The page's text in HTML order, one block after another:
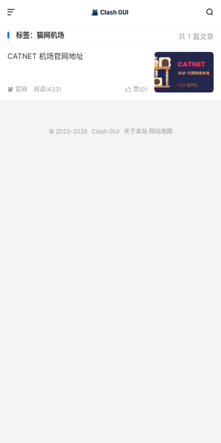


共 1 篇文章
标签：猫网机场
CATNET 机场官网地址
 赞(0)
 官网 阅读(433)
© 2022-2026 Clash GUI 关于本站 网站地图